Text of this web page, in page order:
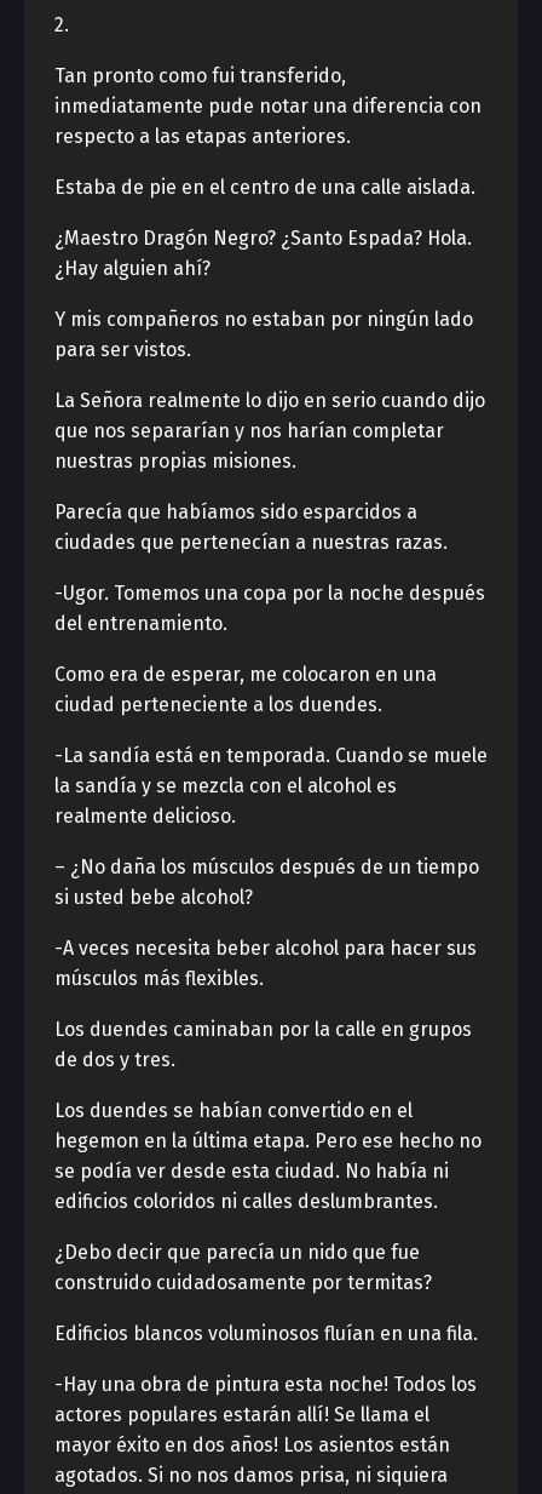
2.
Tan pronto como fui transferido,
inmediatamente pude notar una diferencia con
respecto a las etapas anteriores.
Estaba de pie en el centro de una calle aislada.
¿Maestro Dragón Negro? ¿Santo Espada? Hola.
¿Hay alguien ahí?
Y mis compañeros no estaban por ningún lado
para ser vistos.
La Señora realmente lo dijo en serio cuando dijo
que nos separarían y nos harían completar
nuestras propias misiones.
Parecía que habíamos sido esparcidos a
ciudades que pertenecían a nuestras razas.
-Ugor. Tomemos una copa por la noche después
del entrenamiento.
Como era de esperar, me colocaron en una
ciudad perteneciente a los duendes.
-La sandía está en temporada. Cuando se muele
la sandía y se mezcla con el alcohol es
realmente delicioso.
– ¿No daña los músculos después de un tiempo
si usted bebe alcohol?
-A veces necesita beber alcohol para hacer sus
músculos más flexibles.
Los duendes caminaban por la calle en grupos
de dos y tres.
Los duendes se habían convertido en el
hegemon en la última etapa. Pero ese hecho no
se podía ver desde esta ciudad. No había ni
edificios coloridos ni calles deslumbrantes.
¿Debo decir que parecía un nido que fue
construido cuidadosamente por termitas?
Edificios blancos voluminosos fluían en una fila.
-Hay una obra de pintura esta noche! Todos los
actores populares estarán allí! Se llama el
mayor éxito en dos años! Los asientos están
agotados. Si no nos damos prisa, ni siquiera